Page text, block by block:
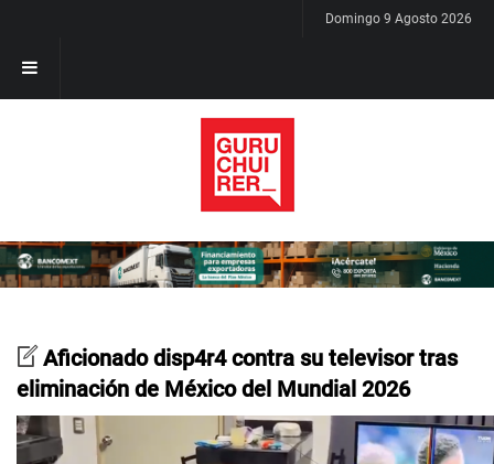
Domingo 9 Agosto 2026
Aficionado disp4r4 contra su televisor tras
eliminación de México del Mundial 2026